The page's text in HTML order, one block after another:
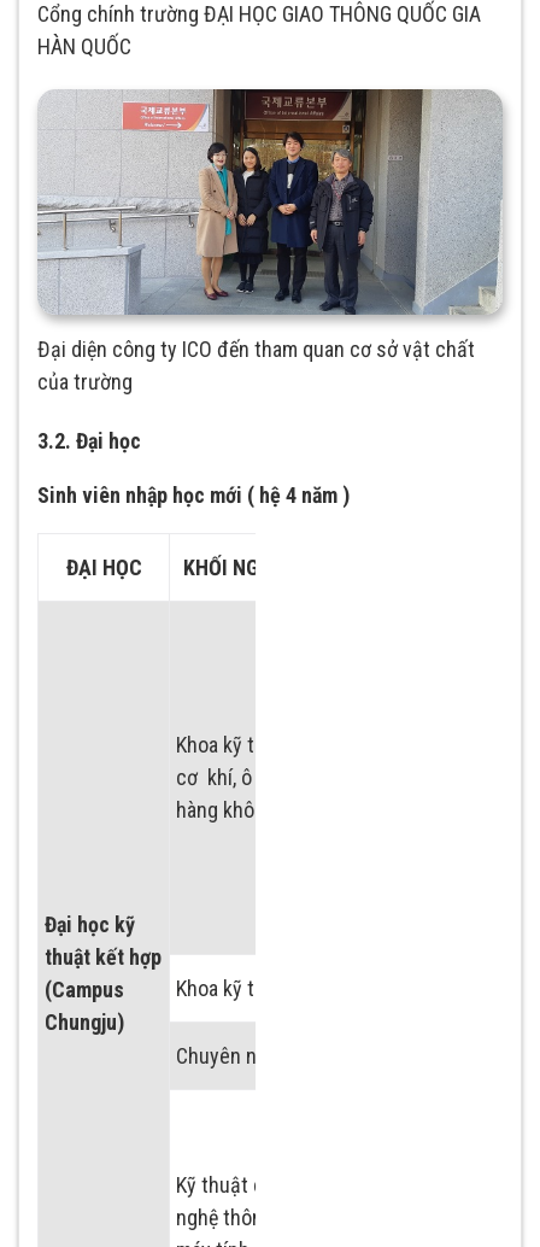
Cổng chính trường ĐẠI HỌC GIAO THÔNG QUỐC GIA
HÀN QUỐC
Đại diện công ty ICO đến tham quan cơ sở vật chất
của trường
3.2. Đại học
Sinh viên nhập học mới ( hệ 4 năm )
ĐẠI HỌC KHỐI NGÀNH
Đại học kỹ
thuật kết hợp
(Campus
Chungju)
Khoa kỹ thuật
cơ khí, ô tô-
hàng không
Khoa kỹ thuật điện tử
Chuyên ngành kỹ thuật điện
Kỹ thuật công
nghệ thông tin